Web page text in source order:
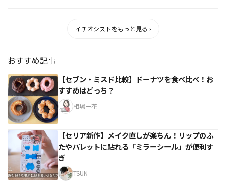
イチオシストをもっと見る ›
おすすめ記事
【セブン・ミスド比較】ドーナツを食べ比べ！お
すすめはどっち？
相場一花
【セリア新作】メイク直しが楽ちん！リップのふ
たやパレットに貼れる「ミラーシール」が便利す
ぎ
TSUN